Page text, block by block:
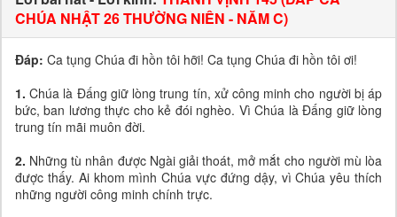
CHÚA NHẬT 26 THƯỜNG NIÊN - NĂM C)
Đáp: Ca tụng Chúa đi hồn tôi hỡi! Ca tụng Chúa đi hồn tôi ơi!
1.Chúa là Đấng giữ lòng trung tín, xử công minh cho người bị áp
bức, ban lương thực cho kẻ đói nghèo. Vì Chúa là Đấng giữ lòng
trung tín mãi muôn đời.
2. Những tù nhân được Ngài giải thoát, mở mắt cho người mù lòa
được thấy. Ai khom mình Chúa vực đứng dậy, vì Chúa yêu thích
những người công minh chính trực.